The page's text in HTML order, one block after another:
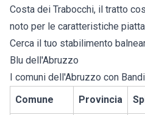
Costa dei Trabocchi, il tratto
noto per le caratteristiche
Cerca il tuo stabilimento
Blu dell'Abruzzo
I comuni dell'Abruzzo con
Comune
Provincia